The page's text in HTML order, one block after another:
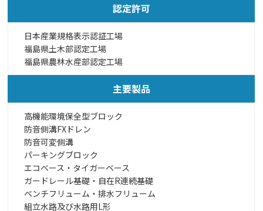
認定許可
日本産業規格表示認証工場
福島県土木部認定工場
福島県農林水産部認定工場
主要製品
高機能環境保全型ブロック
防音側溝FXドレン
防音可変側溝
パーキングブロック
エコベース・タイガーベース
ガードレール基礎・自在R連続基礎
ベンチフリューム・排水フリューム
組立水路及び水路用L形